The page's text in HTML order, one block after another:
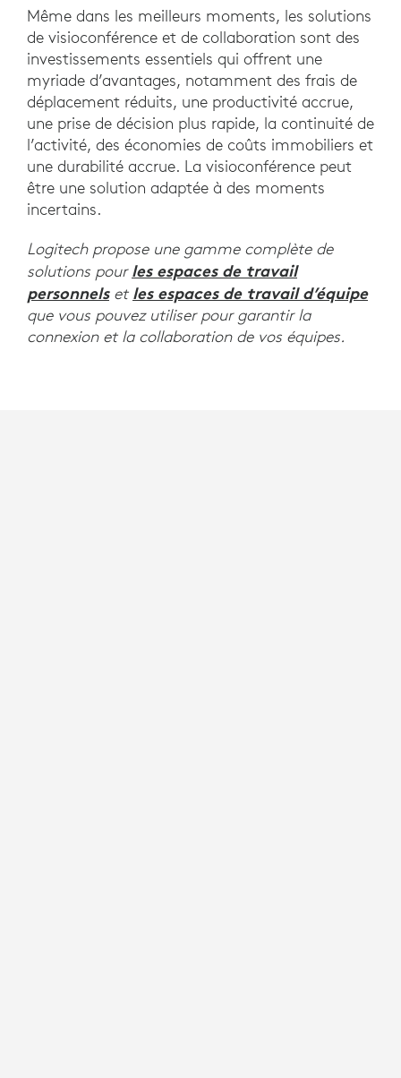
Même dans les meilleurs moments, les solutions
de visioconférence et de collaboration sont des
investissements essentiels qui offrent une
myriade d’avantages, notamment des frais de
déplacement réduits, une productivité accrue,
une prise de décision plus rapide, la continuité de
l’activité, des économies de coûts immobiliers et
une durabilité accrue. La visioconférence peut
être une solution adaptée à des moments
incertains.
Logitech propose une gamme complète de
solutions pourles espaces de travail
personnelset les espaces de travail d’équipe
que vous pouvez utiliser pour garantir la
connexion et la collaboration de vos équipes.